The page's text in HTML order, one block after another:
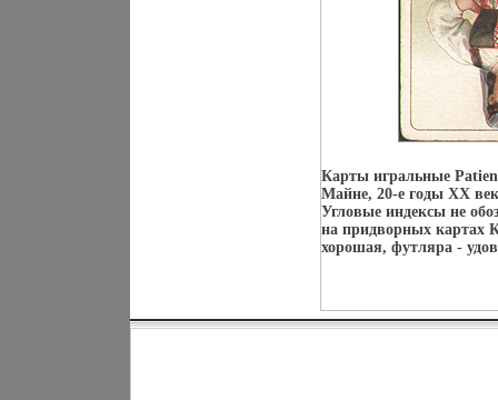
Карты игральные
Майне, 20-е годы XX
Угловые индексы не
на придворных картах
хорошая, футляра -